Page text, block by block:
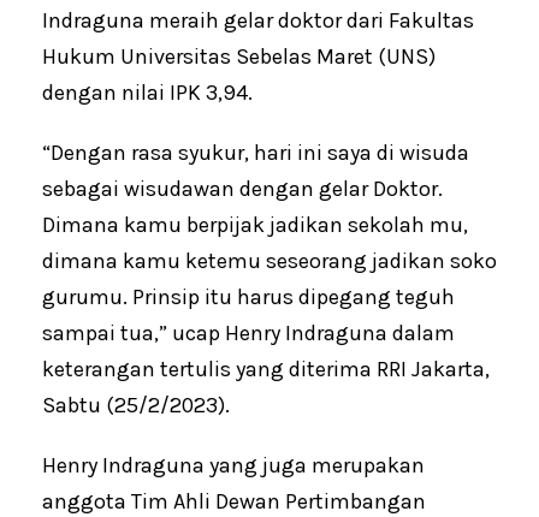
Indraguna meraih gelar doktor dari Fakultas
Hukum Universitas Sebelas Maret (UNS)
dengan nilai IPK 3,94.
“Dengan rasa syukur, hari ini saya di wisuda
sebagai wisudawan dengan gelar Doktor.
Dimana kamu berpijak jadikan sekolah mu,
dimana kamu ketemu seseorang jadikan soko
gurumu. Prinsip itu harus dipegang teguh
sampai tua,” ucap Henry Indraguna dalam
keterangan tertulis yang diterima RRI Jakarta,
Sabtu (25/2/2023).
Henry Indraguna yang juga merupakan
anggota Tim Ahli Dewan Pertimbangan